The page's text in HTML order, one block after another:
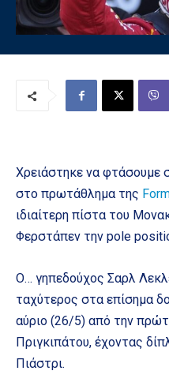
Χρειάστηκε να φτάσουμε
στο πρωτάθλημα της
ιδιαίτερη πίστα του
Φερστάπεν την pole
Ο… γηπεδούχος Σαρλ
ταχύτερος στα επίσημα
αύριο (26/5) από την
Πριγκιπάτου, έχοντας
Πιάστρι.